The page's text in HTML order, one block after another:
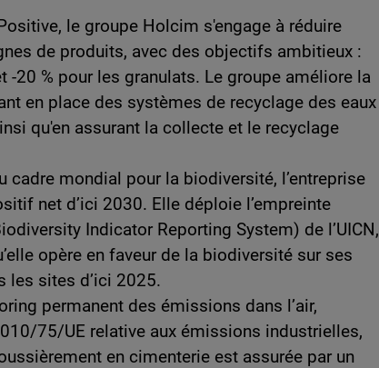
le groupe Holcim s'engage à réduire
de produits, avec des objectifs ambitieux :
-20 % pour les granulats. Le groupe améliore la
en place des systèmes de recyclage des eaux
qu'en assurant la collecte et le recyclage
cadre mondial pour la biodiversité, l’entreprise
net d’ici 2030. Elle déploie l’empreinte
Indicator Reporting System) de l’UICN,
opère en faveur de la biodiversité sur ses
les sites d’ici 2025.
permanent des émissions dans l’air,
75/UE relative aux émissions industrielles,
en cimenterie est assurée par un